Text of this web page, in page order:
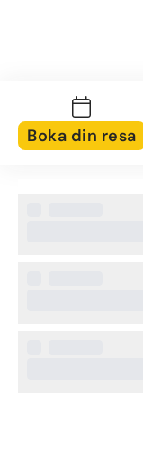
Boka din resa